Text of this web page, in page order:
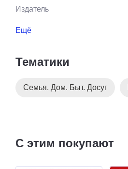
Издатель
Ещё
Тематики
Семья. Дом. Быт. Досуг
С этим покупают